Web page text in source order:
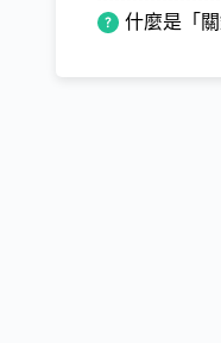
什麼是「關